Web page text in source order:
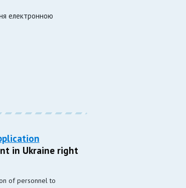
електронною
in Ukraine right
of personnel to